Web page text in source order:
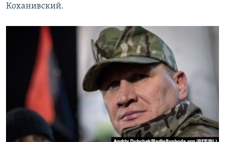
Коханивский.